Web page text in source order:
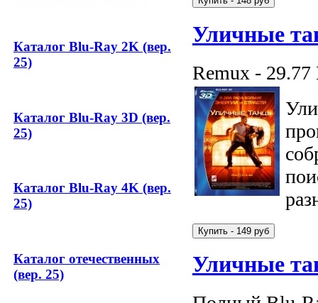
Каталог Blu-Ray 2K (вер.
25)
Каталог Blu-Ray 3D (вер.
25)
Каталог Blu-Ray 4K (вер.
25)
Каталог отечественных
(вер. 25)
Уличные
Remux - 29.77
Уличные